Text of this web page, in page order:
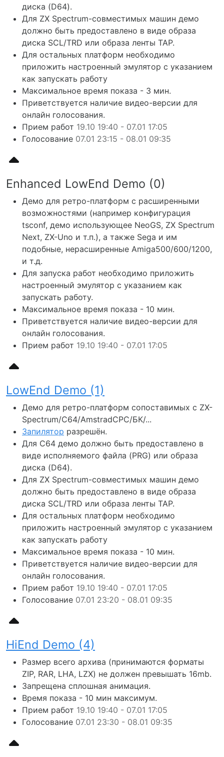
диска (D64).
Для ZX Spectrum-совместимых машин демо
должно быть предоставлено в виде образа
диска SCL/TRD или образа ленты TAP.
Для остальных платформ необходимо
приложить настроенный эмулятор с указанием
как запускать работу
Максимальное время показа - 3 мин.
Приветствуется наличие видео-версии для
онлайн голосования.
Прием работ 19.10 19:40 - 07.01 17:05
Голосование 07.01 23:15 - 08.01 09:35
Enhanced LowEnd Demo (0)
Демо для ретро-платформ с расширенными
возможностями (например конфигурация
tsconf, демо использующее NeoGS, ZX Spectrum
Next, ZX-Uno и т.п.), а также Sega и им
подобные, нерасширенные Amiga500/600/1200,
и т.д.
Для запуска работ необходимо приложить
настроенный эмулятор с указанием как
запускать работу.
Максимальное время показа - 10 мин.
Приветствуется наличие видео-версии для
онлайн голосования.
Прием работ 19.10 19:40 - 07.01 17:05
LowEnd Demo (1)
Демо для ретро-платформ сопоставимых с ZX-
Spectrum/C64/AmstradCPC/БК/...
Запилятор разрешён.
Для C64 демо должно быть предоставлено в
виде исполняемого файла (PRG) или образа
диска (D64).
Для ZX Spectrum-совместимых машин демо
должно быть предоставлено в виде образа
диска SCL/TRD или образа ленты TAP.
Для остальных платформ необходимо
приложить настроенный эмулятор с указанием
как запускать работу
Максимальное время показа - 10 мин.
Приветствуется наличие видео-версии для
онлайн голосования.
Прием работ 19.10 19:40 - 07.01 17:05
Голосование 07.01 23:20 - 08.01 09:35
HiEnd Demo (4)
Размер всего архива (принимаются форматы
ZIP, RAR, LHA, LZX) не должен превышать 16mb.
Запрещена сплошная анимация.
Время показа - 10 мин максимум.
Прием работ 19.10 19:40 - 07.01 17:05
Голосование 07.01 23:30 - 08.01 09:35